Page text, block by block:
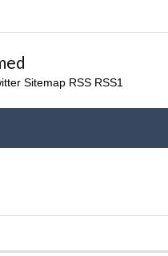
Sitemap RSS RSS1